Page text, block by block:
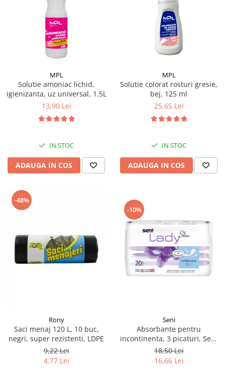
MPL
Solutie amoniac lichid,
igienizanta, uz universal, 1.5L
13,90 Lei
IN STOC
ADAUGA IN COS
MPL
Solutie colorat rosturi gresie,
bej, 125 ml
25,65 Lei
IN STOC
ADAUGA IN COS
-48%
Rony
Saci menaj 120 L, 10 buc,
negri, super rezistenti, LDPE
9,22 Lei
4,77 Lei
-10%
Seni
Absorbante pentru
incontinenta​​​​​​​, 3 picaturi, Seni
Lady Slim Normal, 20 buc
18,50 Lei
16,66 Lei